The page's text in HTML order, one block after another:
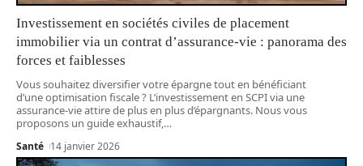
Investissement en sociétés civiles de placement
immobilier via un contrat d’assurance-vie : panorama des
forces et faiblesses
Vous souhaitez diversifier votre épargne tout en bénéficiant
d’une optimisation fiscale ? L’investissement en SCPI via une
assurance-vie attire de plus en plus d’épargnants. Nous vous
proposons un guide exhaustif,…
Santé 14 janvier 2026